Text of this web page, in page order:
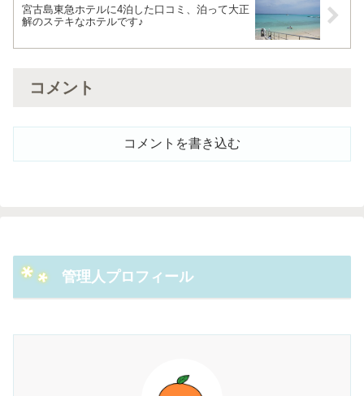
宮古島東急ホテルに4泊した口コミ、泊って大正
解のステキなホテルです♪
コメント
コメントを書き込む
管理人プロフィール